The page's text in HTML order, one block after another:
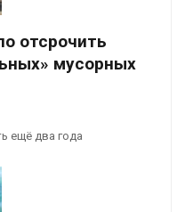
отсрочить
мусорных
ещё два года